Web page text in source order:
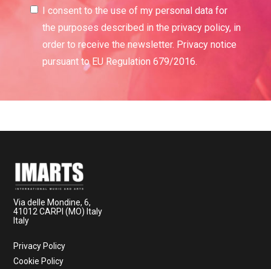
I consent to the use of my personal data for
the purposes described in the privacy policy, in
order to receive the newsletter. Privacy notice
pursuant to EU Regulation 679/2016.
Via delle Mondine, 6,
41012 CARPI (MO) Italy
Italy
Privacy Policy
Cookie Policy